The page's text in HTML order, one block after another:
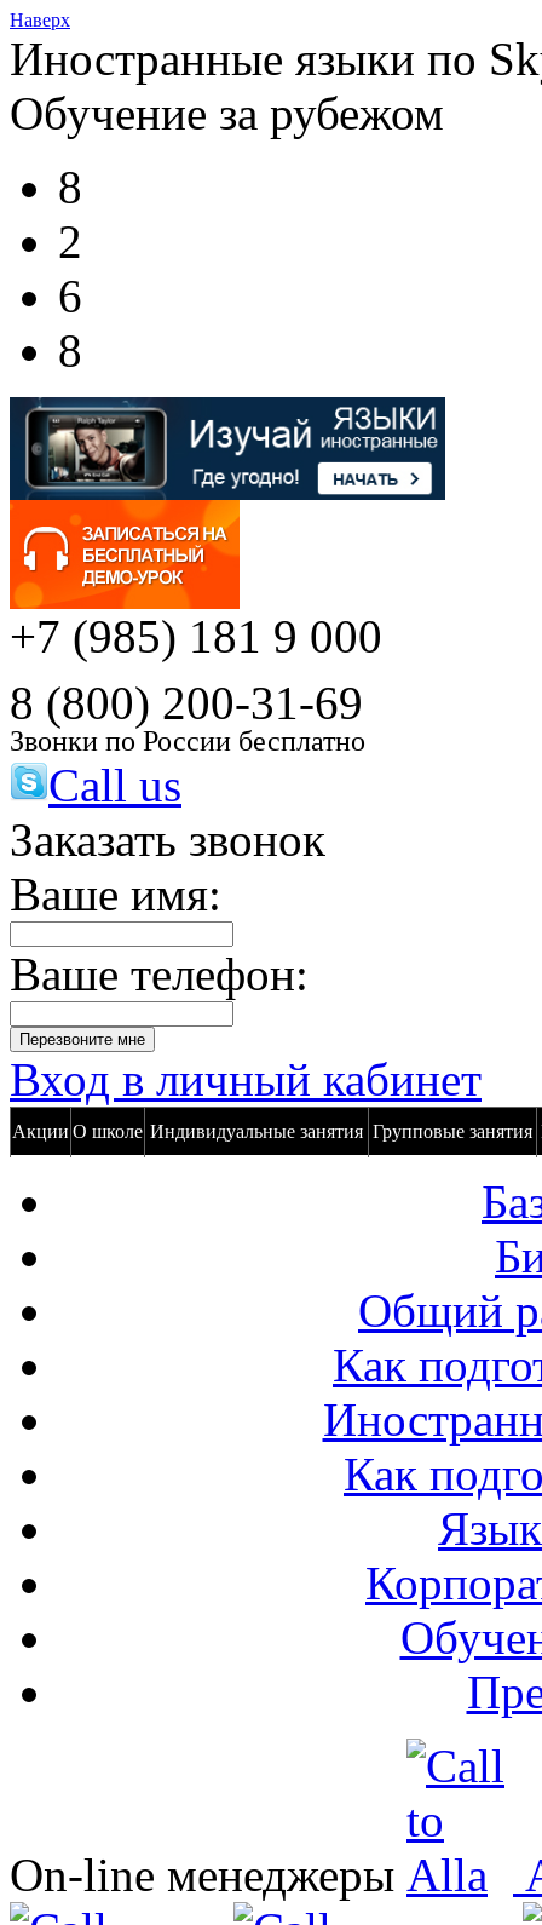
Наверх
Иностранные языки по
Обучение за рубежом
8
2
6
8
+7 (985) 181 9 000
8 (800) 200-31-69
Звонки по России бесплатно
Call us
Заказать звонок
Ваше имя:
Ваше телефон:
Вход в личный кабинет
Акции О школе Индивидуальные занятия Групповые занятия
Общий
Как
Как
On-line менеджеры